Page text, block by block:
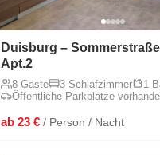
Duisburg – Sommerstraße
Apt.2
8 Gäste 3 Schlafzimmer
1
Öffentliche Parkplätze
ab 23 € / Person / Nacht